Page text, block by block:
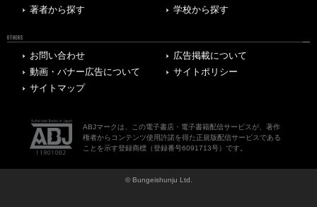
著者から探す
学校から探す
OTHERS
お問い合わせ
広告掲載について
動画・バナー広告について
サイトポリシー
サイトマップ
ABJマークは、この電子書店・電子書籍配信サービスが、著作
権者からコンテンツ使用許諾を得た正規版配信サービスである
ことを示す登録商標（登録番号6091713号）です。
© Bungeishunju Ltd.